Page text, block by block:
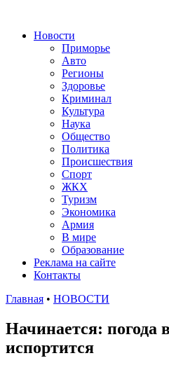
Новости
Приморье
Авто
Регионы
Здоровье
Криминал
Культура
Наука
Общество
Политика
Происшествия
Спорт
ЖКХ
Туризм
Экономика
Армия
В мире
Образование
Реклама на сайте
Контакты
Главная • НОВОСТИ
Начинается: погода
испортится